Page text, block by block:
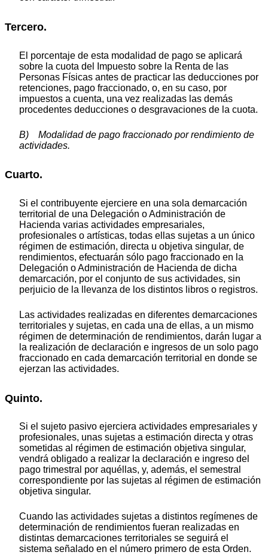
Tercero.
El porcentaje de esta modalidad de pago se aplicará
sobre la cuota del Impuesto sobre la Renta de las
Personas Físicas antes de practicar las deducciones por
retenciones, pago fraccionado, o, en su caso, por
impuestos a cuenta, una vez realizadas las demás
procedentes deducciones o desgravaciones de la cuota.
B) Modalidad de pago fraccionado por rendimiento de
actividades.
Cuarto.
Si el contribuyente ejerciere en una sola demarcación
territorial de una Delegación o Administración de
Hacienda varias actividades empresariales,
profesionales o artísticas, todas ellas sujetas a un único
régimen de estimación, directa u objetiva singular, de
rendimientos, efectuarán sólo pago fraccionado en la
Delegación o Administración de Hacienda de dicha
demarcación, por el conjunto de sus actividades, sin
perjuicio de la llevanza de los distintos libros o registros.
Las actividades realizadas en diferentes demarcaciones
territoriales y sujetas, en cada una de ellas, a un mismo
régimen de determinación de rendimientos, darán lugar a
la realización de declaración e ingresos de un solo pago
fraccionado en cada demarcación territorial en donde se
ejerzan las actividades.
Quinto.
Si el sujeto pasivo ejerciera actividades empresariales y
profesionales, unas sujetas a estimación directa y otras
sometidas al régimen de estimación objetiva singular,
vendrá obligado a realizar la declaración e ingreso del
pago trimestral por aquéllas, y, además, el semestral
correspondiente por las sujetas al régimen de estimación
objetiva singular.
Cuando las actividades sujetas a distintos regímenes de
determinación de rendimientos fueran realizadas en
distintas demarcaciones territoriales se seguirá el
sistema señalado en el número primero de esta Orden.